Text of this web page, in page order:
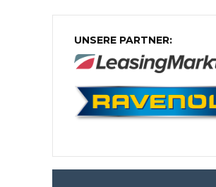
UNSERE PARTNER: